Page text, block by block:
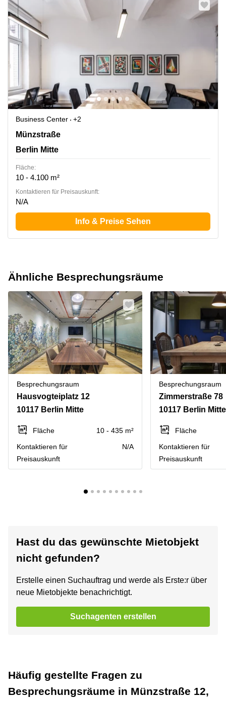
Business Center
+2
Münzstraße 12, Berlin Mitte
Münzstraße
Berlin Mitte
Fläche:
10 - 4.100 m²
Kontaktieren für Preisauskunft:
N/A
Info & Preise Sehen
Ähnliche Besprechungsräume
Besprechungsraum
Hausvogteiplatz 12
10117 Berlin Mitte
Fläche
10 - 435 m²
Kontaktieren für
Preisauskunft
N/A
Besprechungsraum
Zimmerstraße 78
10117 Berlin Mitte
Fläche
Kontaktieren für
Preisauskunft
Hast du das gewünschte Mietobjekt
nicht gefunden?
Erstelle einen Suchauftrag und werde als Erste:r über
neue Mietobjekte benachrichtigt.
Suchagenten erstellen
Häufig gestellte Fragen zu
Besprechungsräume in Münzstraße 12,